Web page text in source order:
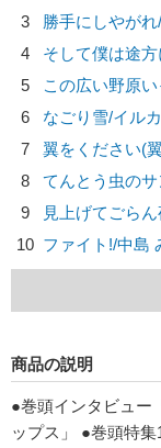
3
勝手にしやがれ/
4
そして僕は途
5
この広い野原
6
なごり雪/イルカ
7
翼をください(
8
てんとう虫の
9
見上げてごら
10 ファイト!/中島
商品の説明
●巻頭インタビュー
ップス」 ●巻頭特